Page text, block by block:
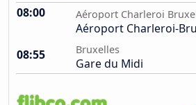
08:00 Aéroport Charleroi
Aéroport Charleroi-
08:55
Bruxelles
Gare du Midi